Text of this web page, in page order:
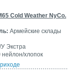
Cold Weather NyCo.
Армейские склады
У Экстра
нейлон/хлопок